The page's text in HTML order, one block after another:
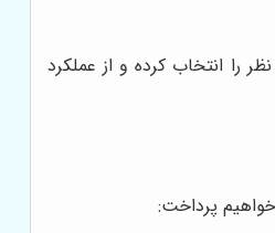
را انتخاب کرده و از عملکرد
پرداخت: